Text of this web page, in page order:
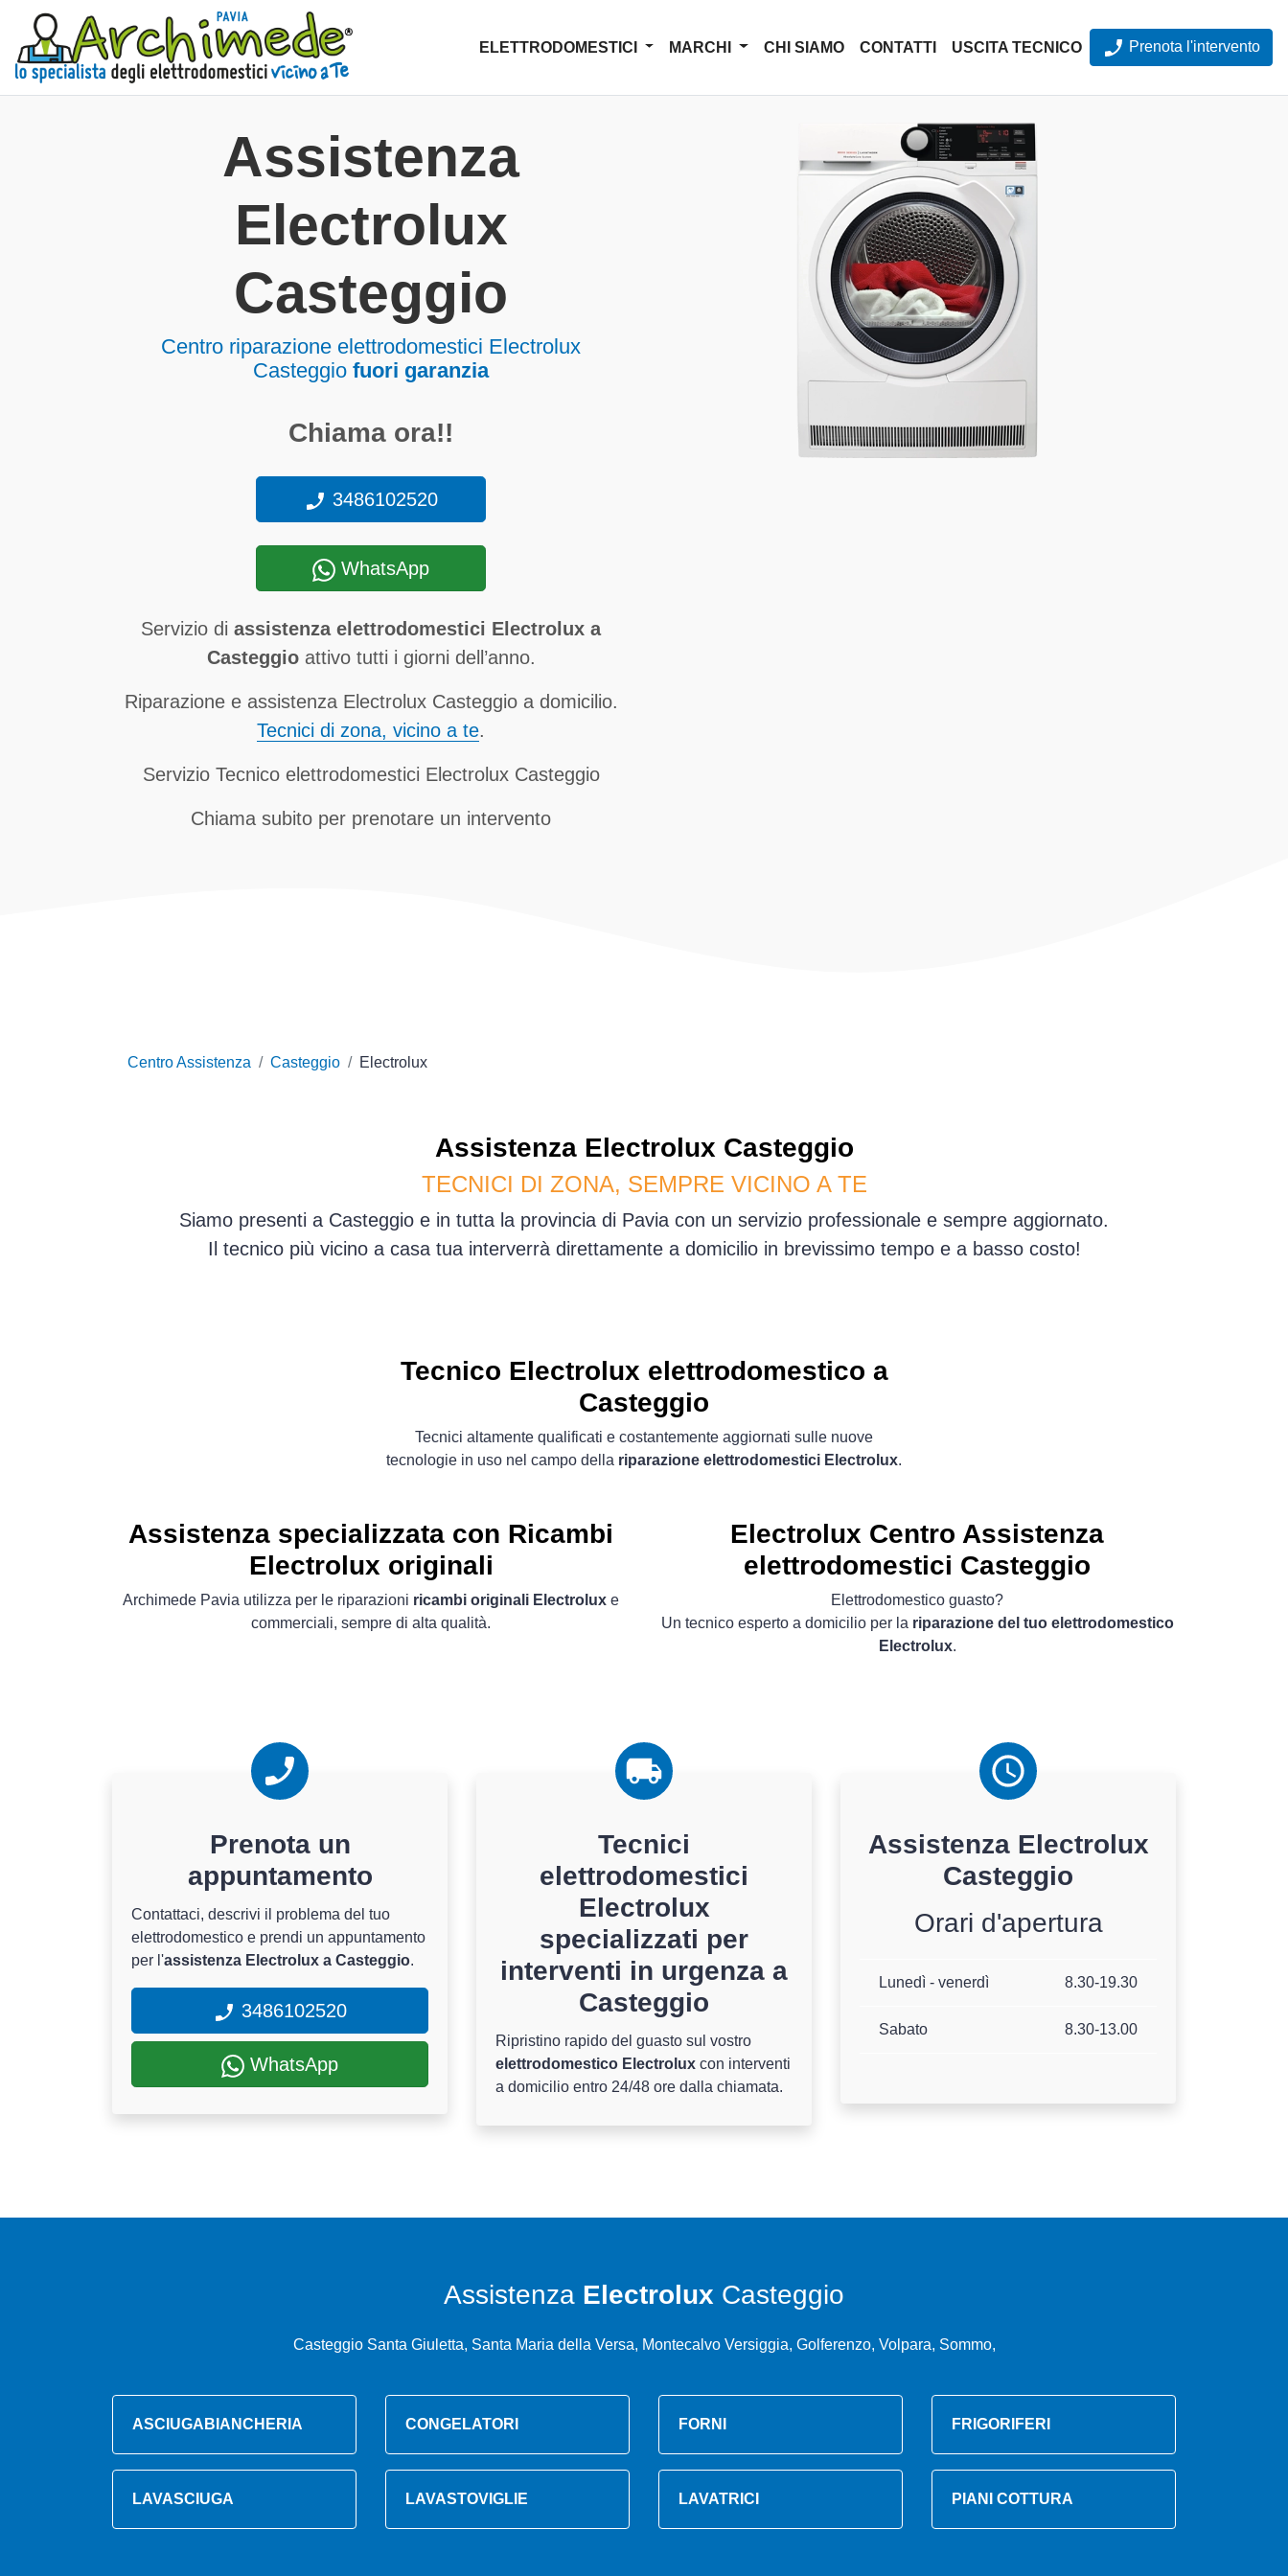
ELETTRODOMESTICI MARCHI CHI SIAMO CONTATTI USCITA TECNICO Prenota l'intervento
Assistenza
Electrolux
Casteggio
Centro riparazione elettrodomestici Electrolux
Casteggio fuori garanzia
Chiama ora!!
3486102520
WhatsApp
Servizio di assistenza elettrodomestici Electrolux a
Casteggioattivo tutti i giorni dell’anno.
Riparazione e assistenza Electrolux Casteggio a domicilio.
Tecnici di zona, vicino a te.
Servizio Tecnico elettrodomestici Electrolux Casteggio
Chiama subito per prenotare un intervento
Centro Assistenza Casteggio Electrolux
Assistenza Electrolux Casteggio
TECNICI DI ZONA, SEMPRE VICINO A TE
Siamo presenti a Casteggio e in tutta la provincia di Pavia con un servizio professionale e sempre aggiornato.
Il tecnico più vicino a casa tua interverrà direttamente a domicilio in brevissimo tempo e a basso costo!
Tecnico Electrolux elettrodomestico a
Casteggio
Tecnici altamente qualificati e costantemente aggiornati sulle nuove
tecnologie in uso nel campo della riparazione elettrodomestici Electrolux.
Assistenza specializzata con Ricambi
Electrolux originali
Archimede Pavia utilizza per le riparazioni ricambi originali Electrolux e
commerciali, sempre di alta qualità.
Electrolux Centro Assistenza
elettrodomestici Casteggio
Elettrodomestico guasto?
Un tecnico esperto a domicilio per la riparazione del tuo elettrodomestico
Electrolux.
Prenota un
appuntamento
Contattaci, descrivi il problema del tuo
elettrodomestico e prendi un appuntamento
per l'assistenza Electrolux a Casteggio.
3486102520
WhatsApp
Tecnici
elettrodomestici
Electrolux
specializzati per
interventi in urgenza a
Casteggio
Ripristino rapido del guasto sul vostro
elettrodomestico Electrolux con interventi
a domicilio entro 24/48 ore dalla chiamata.
Assistenza Electrolux
Casteggio
Orari d'apertura
Lunedì - venerdì 8.30-19.30
Sabato 8.30-13.00
Assistenza Electrolux Casteggio
Casteggio Santa Giuletta, Santa Maria della Versa, Montecalvo Versiggia, Golferenzo, Volpara, Sommo,
ASCIUGABIANCHERIA CONGELATORI FORNI FRIGORIFERI
LAVASCIUGA LAVASTOVIGLIE LAVATRICI PIANI COTTURA